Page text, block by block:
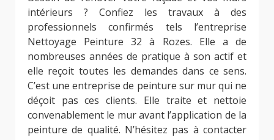
intérieurs ? Confiez les travaux à des
professionnels confirmés tels l’entreprise
Nettoyage Peinture 32 à Rozes. Elle a de
nombreuses années de pratique à son actif et
elle reçoit toutes les demandes dans ce sens.
C’est une entreprise de peinture sur mur qui ne
déçoit pas ces clients. Elle traite et nettoie
convenablement le mur avant l’application de la
peinture de qualité. N’hésitez pas à contacter